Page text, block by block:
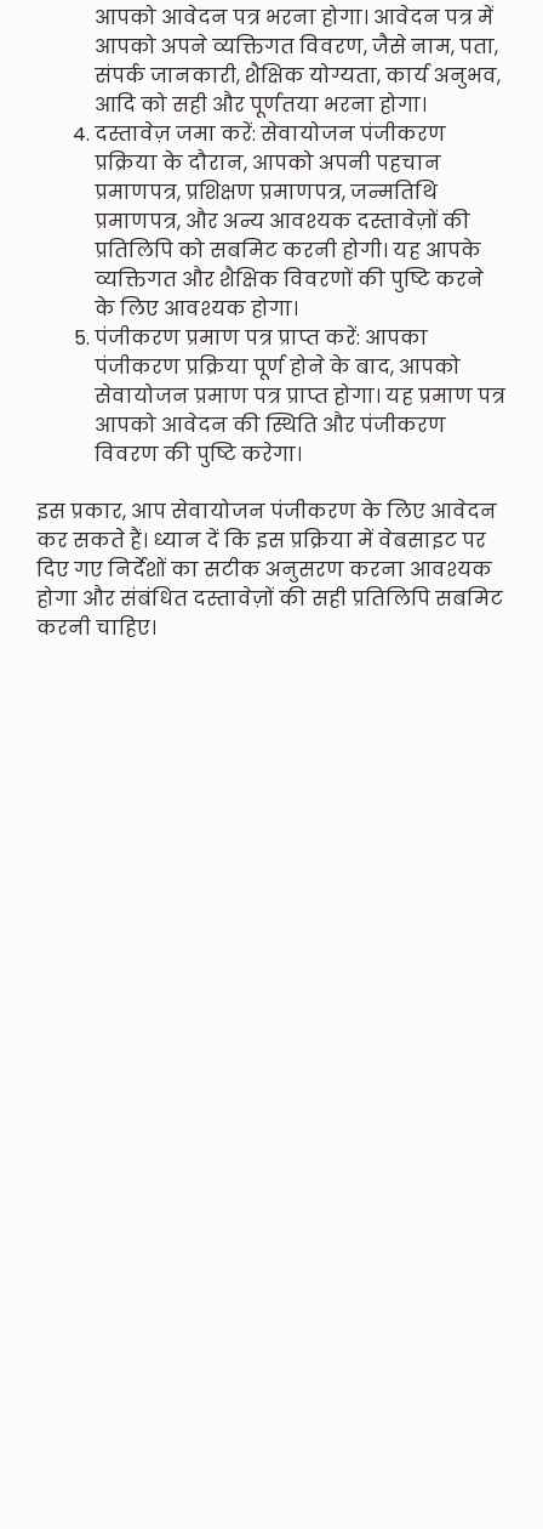
आपको आवेदन पत्र भरना होगा। आवेदन पत्र में
आपको अपने व्यक्तिगत विवरण, जैसे नाम, पता,
संपर्क जानकारी, शैक्षिक योग्यता, कार्य अनुभव,
आदि को सही और पूर्णतया भरना होगा।
दस्तावेज़ जमा करें: सेवायोजन पंजीकरण
प्रक्रिया के दौरान, आपको अपनी पहचान
प्रमाणपत्र, प्रशिक्षण प्रमाणपत्र, जन्मतिथि
प्रमाणपत्र, और अन्य आवश्यक दस्तावेज़ों की
प्रतिलिपि को सबमिट करनी होगी। यह आपके
व्यक्तिगत और शैक्षिक विवरणों की पुष्टि करने
के लिए आवश्यक होगा।
पंजीकरण प्रमाण पत्र प्राप्त करें: आपका
पंजीकरण प्रक्रिया पूर्ण होने के बाद, आपको
सेवायोजन प्रमाण पत्र प्राप्त होगा। यह प्रमाण पत्र
आपको आवेदन की स्थिति और पंजीकरण
विवरण की पुष्टि करेगा।
इस प्रकार, आप सेवायोजन पंजीकरण के लिए आवेदन
कर सकते हैं। ध्यान दें कि इस प्रक्रिया में वेबसाइट पर
दिए गए निर्देशों का सटीक अनुसरण करना आवश्यक
होगा और संबंधित दस्तावेज़ों की सही प्रतिलिपि सबमिट
करनी चाहिए।